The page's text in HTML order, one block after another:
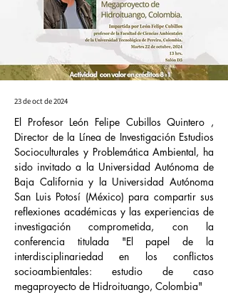
23 de oct de 2024
El Profesor León Felipe Cubillos Quintero ,
Director de la Línea de Investigación Estudios
Socioculturales y Problemática Ambiental, ha
sido invitado a la Universidad Autónoma de
Baja California y la Universidad Autónoma
San Luis Potosí (México) para compartir sus
reflexiones académicas y las experiencias de
investigación comprometida, con la
conferencia titulada "El papel de la
interdisciplinariedad en los conflictos
socioambientales: estudio de caso
megaproyecto de Hidroituango, Colombia"